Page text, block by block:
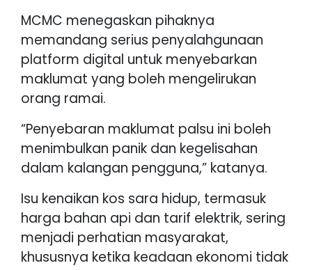
MCMC menegaskan pihaknya
memandang serius penyalahgunaan
platform digital untuk menyebarkan
maklumat yang boleh mengelirukan
orang ramai.
“Penyebaran maklumat palsu ini boleh
menimbulkan panik dan kegelisahan
dalam kalangan pengguna,” katanya.
Isu kenaikan kos sara hidup, termasuk
harga bahan api dan tarif elektrik, sering
menjadi perhatian masyarakat,
khususnya ketika keadaan ekonomi tidak